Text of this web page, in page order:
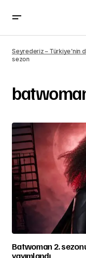
Seyrederiz – Türkiye'nin
sezon
Batwoman 2.
yayımlandı